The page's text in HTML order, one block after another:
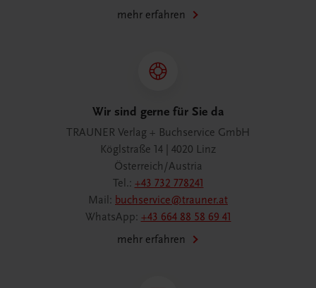
mehr erfahren
Wir sind gerne für Sie da
TRAUNER Verlag + Buchservice GmbH
Köglstraße 14 | 4020 Linz
Österreich/Austria
Tel.: +43 732 778241
Mail: buchservice@trauner.at
WhatsApp: +43 664 88 58 69 41
mehr erfahren